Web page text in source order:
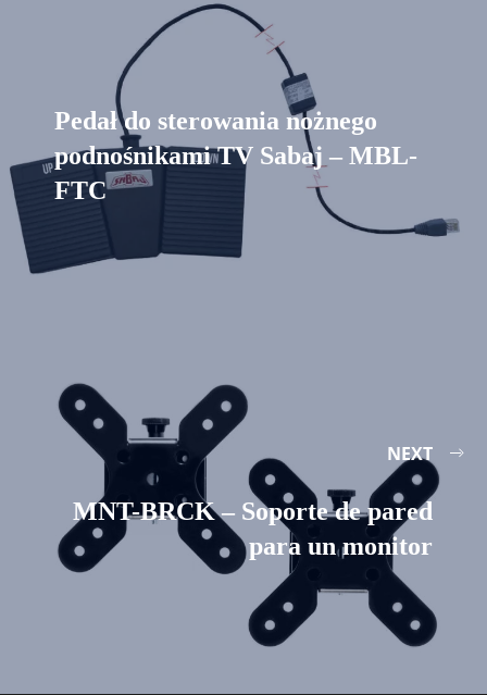
Pedał do sterowania nożnego
podnośnikami TV Sabaj – MBL-
FTC
NEXT
MNT-BRCK – Soporte de pared
para un monitor